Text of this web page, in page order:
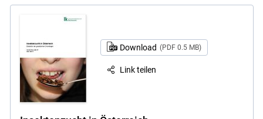
Download (PDF 0.5 MB)
Link teilen